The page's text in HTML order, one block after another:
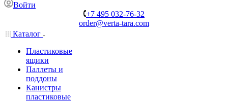
Войти
+7 495 032-76-32
order@verta-tara.com
Каталог
Пластиковые
ящики
Паллеты и
поддоны
Канистры
пластиковые